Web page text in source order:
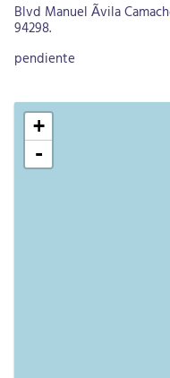
Blvd Manuel Ãvila
94298.
pendiente
+
-